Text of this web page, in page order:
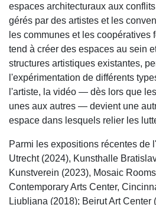
espaces architecturaux aux
gérés par des artistes et les
les communes et les coopératives
tend à créer des espaces au sein
structures artistiques existantes,
l'expérimentation de différents
l'artiste, la vidéo — dès lors que
unes aux autres — devient une
espace dans lesquels relier les
Parmi les expositions récentes de
Utrecht (2024), Kunsthalle
Kunstverein (2023), Mosaic
Contemporary Arts Center,
Ljubljana (2018); Beirut Art Center